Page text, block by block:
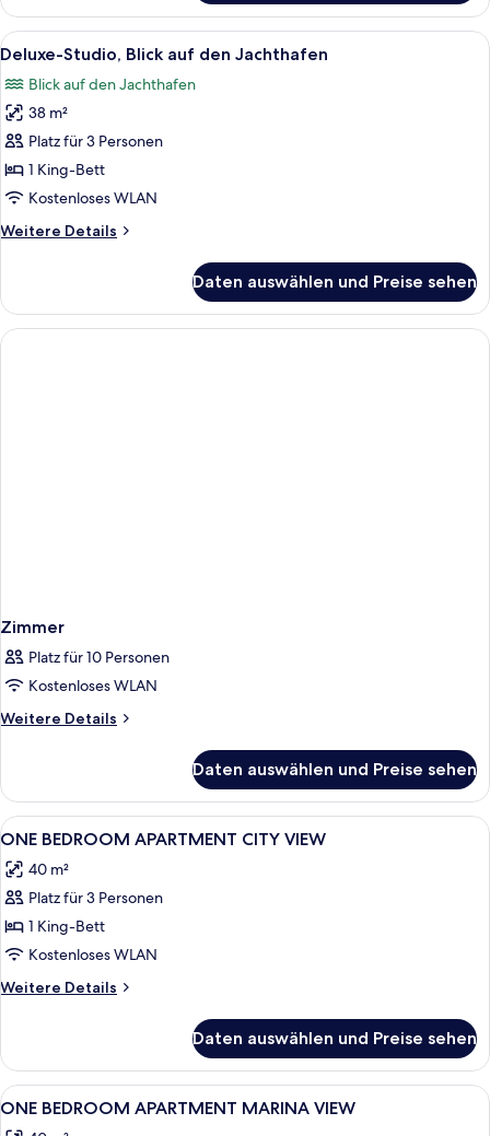
1
Schlafzimmer
Alle
Fotos
für
Deluxe-
Studio,
Blick
auf
Jachthafen
Ein Hotelzimmer mit einem großen
9
Deluxe-Studio, Blick auf den Jachthafen
Blick auf den Jachthafen
38 m²
Platz für 3 Personen
1 King-Bett
Kostenloses WLAN
Weitere Details
Weitere
Studio,
Blick
auf
Daten auswählen und Preise sehen
Zimmer
Platz für 10 Personen
Kostenloses WLAN
Weitere Details
Weitere
Daten auswählen und Preise sehen
Alle
Fotos
für
ONE
BEDROOM
APARTMENT
CITY
VIEW
Ein modernes Hotelzimmer mit
1
ONE BEDROOM APARTMENT CITY VIEW
40 m²
Platz für 3 Personen
1 King-Bett
Kostenloses WLAN
Weitere Details
Weitere
BEDROOM
APARTMENT
CITY
Daten auswählen und Preise sehen
Alle
Fotos
Ein Hochhaus mit einem
1
ONE BEDROOM APARTMENT MARINA VIEW